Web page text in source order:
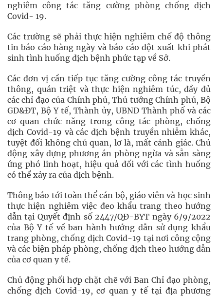
nghiêm công tác tăng cường phòng chống dịch
Covid- 19.
Các trường sẽ phải thực hiện nghiêm chế độ thông
tin báo cáo hàng ngày và báo cáo đột xuất khi phát
sinh tình huống dịch bệnh phức tạp về Sở.
Các đơn vị cần tiếp tục tăng cường công tác truyền
thông, quán triệt và thực hiện nghiêm túc, đầy đủ
các chỉ đạo của Chính phủ, Thủ tướng Chính phủ, Bộ
GD&ĐT, Bộ Y tế, Thành ủy, UBND Thành phố và các
cơ quan chức năng trong công tác phòng, chống
dịch Covid-19 và các dịch bệnh truyền nhiễm khác,
tuyệt đối không chủ quan, lơ là, mất cảnh giác. Chủ
động xây dựng phương án phòng ngừa và sẵn sàng
ứng phó linh hoạt, hiệu quả đối với các tình huống
có thể xảy ra của dịch bệnh.
Thông báo tới toàn thể cán bộ, giáo viên và học sinh
thực hiện nghiêm việc đeo khẩu trang theo hướng
dẫn tại Quyết định số 2447/QĐ-BYT ngày 6/9/2022
của Bộ Y tế về ban hành hướng dẫn sử dụng khẩu
trang phòng, chống dịch Covid-19 tại nơi công cộng
và các biện pháp phòng, chống dịch theo hướng dẫn
của cơ quan y tế.
Chủ động phối hợp chặt chẽ với Ban Chỉ đạo phòng,
chống dịch Covid-19, cơ quan y tế tại địa phương